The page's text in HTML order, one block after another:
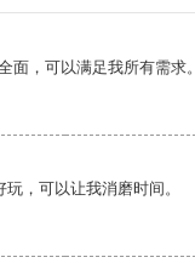
面，可以满足我所有需求。
，可以让我消磨时间。